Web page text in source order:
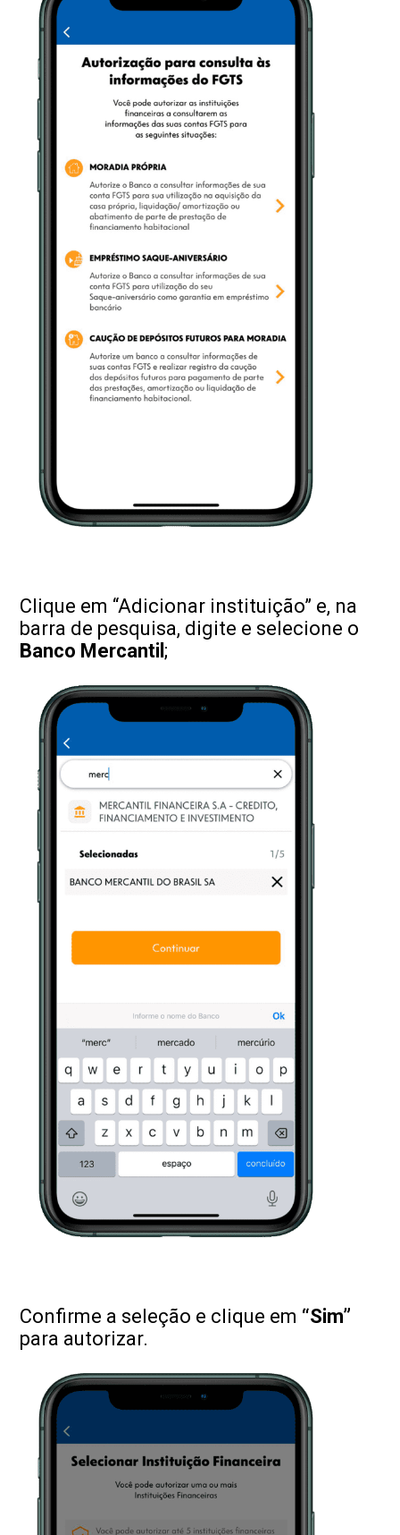
Clique em “Adicionar instituição” e, na
barra de pesquisa, digite e selecione o
Banco Mercantil ;
Confirme a seleção e clique em “Sim”
para autorizar.